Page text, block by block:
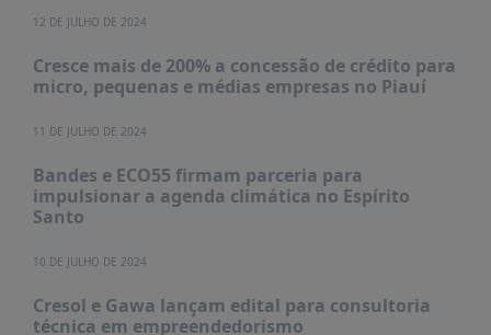
NOTÍCIAS
PRÊMIO
ABDE-
ABDE
DE
JORNALISMO
+
CONTATO
12 DE JULHO DE 2024
Cresce mais de 200% a concessão de crédito para
micro, pequenas e médias empresas no Piauí
11 DE JULHO DE 2024
Bandes e ECO55 firmam parceria para
impulsionar a agenda climática no Espírito
Santo
10 DE JULHO DE 2024
Cresol e Gawa lançam edital para consultoria
técnica em empreendedorismo